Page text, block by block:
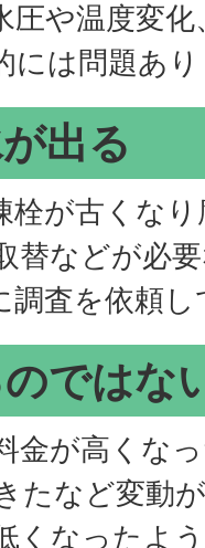
圧や温度変
には問題あ
出る
栓が古くな
替などが必
調査を依頼
ではな
金が高くな
たなど変動
くなったよ